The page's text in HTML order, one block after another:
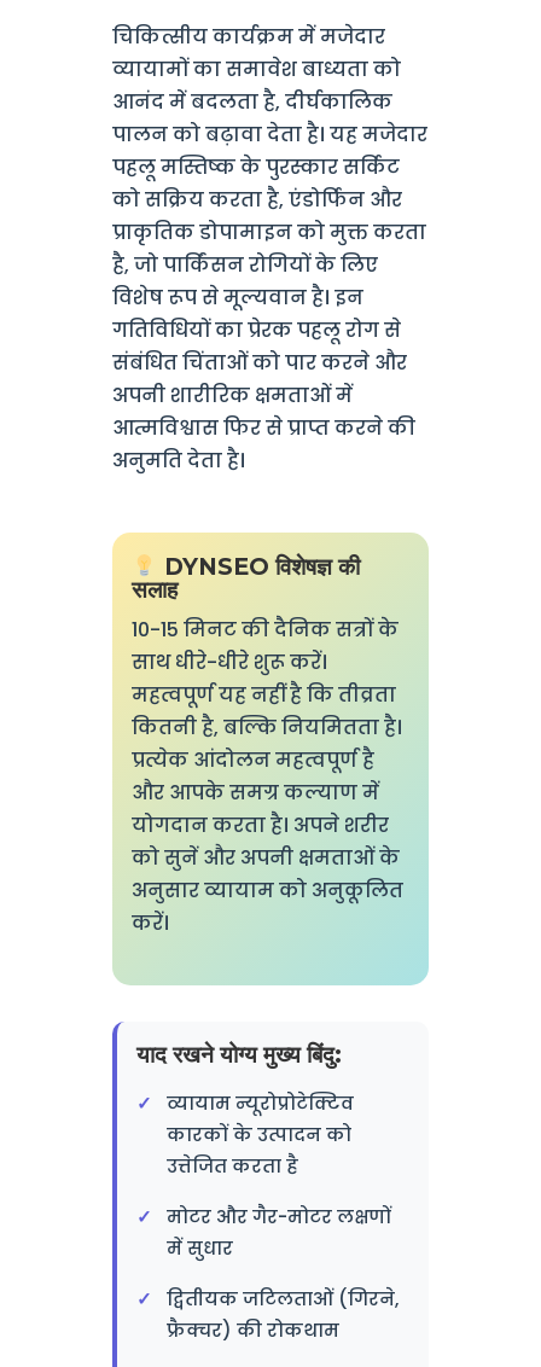
चिकित्सीय कार्यक्रम में मजेदार
व्यायामों का समावेश बाध्यता को
आनंद में बदलता है, दीर्घकालिक
पालन को बढ़ावा देता है। यह मजेदार
पहलू मस्तिष्क के पुरस्कार सर्किट
को सक्रिय करता है, एंडोर्फिन और
प्राकृतिक डोपामाइन को मुक्त करता
है, जो पार्किंसन रोगियों के लिए
विशेष रूप से मूल्यवान है। इन
गतिविधियों का प्रेरक पहलू रोग से
संबंधित चिंताओं को पार करने और
अपनी शारीरिक क्षमताओं में
आत्मविश्वास फिर से प्राप्त करने की
अनुमति देता है।
DYNSEO विशेषज्ञ की
सलाह
10-15 मिनट की दैनिक सत्रों के
साथ धीरे-धीरे शुरू करें।
महत्वपूर्ण यह नहीं है कि तीव्रता
कितनी है, बल्कि नियमितता है।
प्रत्येक आंदोलन महत्वपूर्ण है
और आपके समग्र कल्याण में
योगदान करता है। अपने शरीर
को सुनें और अपनी क्षमताओं के
अनुसार व्यायाम को अनुकूलित
करें।
याद रखने योग्य मुख्य बिंदु:
व्यायाम न्यूरोप्रोटेक्टिव
कारकों के उत्पादन को
उत्तेजित करता है
मोटर और गैर-मोटर लक्षणों
में सुधार
द्वितीयक जटिलताओं (गिरने,
फ्रैक्चर) की रोकथाम